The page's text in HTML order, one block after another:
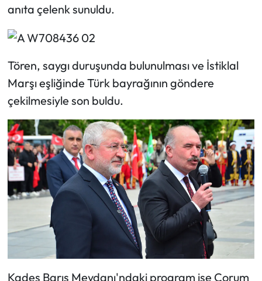
anıta çelenk sunuldu.
Tören, saygı duruşunda bulunulması ve İstiklal
Marşı eşliğinde Türk bayrağının göndere
çekilmesiyle son buldu.
Kadeş Barış Meydanı'ndaki program ise Çorum
Laçin Haberleri
Magazin
Mecitözü Haberleri
Oğuzlar Haberleri
Ortaköy Haberleri
Osmancık Haberleri
Otomotiv
Resmi İlan
Resmi Reklam